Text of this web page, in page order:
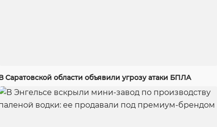
Саратовской области объявили угрозу атаки БПЛА